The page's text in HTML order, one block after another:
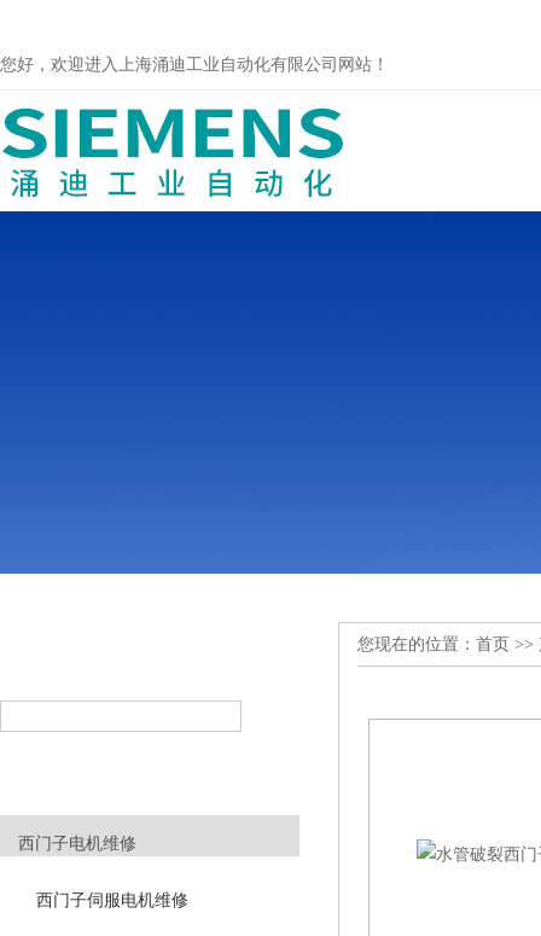
您好，欢迎进入上海涌迪工业自动化有限公司网站！
西门子电机维修
西门子伺服电机维修
您现在的位置： 首页 >>